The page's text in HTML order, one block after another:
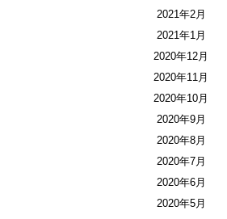
2021年2月
2021年1月
2020年12月
2020年11月
2020年10月
2020年9月
2020年8月
2020年7月
2020年6月
2020年5月